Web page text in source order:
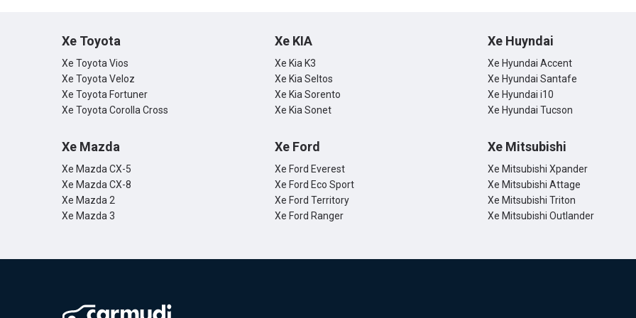
Xe Toyota
Xe Toyota Vios
Xe Toyota Veloz
Xe Toyota Fortuner
Xe Toyota Corolla Cross
Xe KIA
Xe Kia K3
Xe Kia Seltos
Xe Kia Sorento
Xe Kia Sonet
Xe Huyndai
Xe Hyundai Accent
Xe Hyundai Santafe
Xe Hyundai i10
Xe Hyundai Tucson
Xe Mazda
Xe Mazda CX-5
Xe Mazda CX-8
Xe Mazda 2
Xe Mazda 3
Xe Ford
Xe Ford Everest
Xe Ford Eco Sport
Xe Ford Territory
Xe Ford Ranger
Xe Mitsubishi
Xe Mitsubishi Xpander
Xe Mitsubishi Attage
Xe Mitsubishi Triton
Xe Mitsubishi Outlander